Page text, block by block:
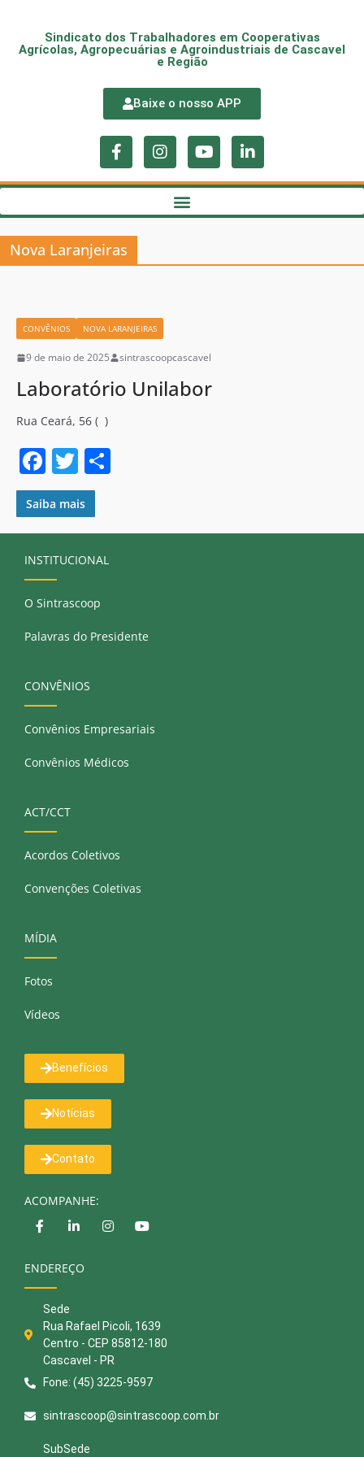
Sindicato dos Trabalhadores em Cooperativas
Agrícolas, Agropecuárias e Agroindustriais de Cascavel
e Região
Baixe o nosso APP
Nova Laranjeiras
CONVÊNIOS NOVA LARANJEIRAS
9 de maio de 2025 sintrascoopcascavel
Laboratório Unilabor
Rua Ceará, 56 ( )
F
a
c
e
b
o
o
k
T
w
itt
er e
Saiba mais
INSTITUCIONAL
O Sintrascoop
Palavras do Presidente
CONVÊNIOS
Convênios Empresariais
Convênios Médicos
ACT/CCT
Acordos Coletivos
Convenções Coletivas
MÍDIA
Fotos
Vídeos
Benefícios
Notícias
Contato
ACOMPANHE:
ENDEREÇO
Sede
Rua Rafael Picoli, 1639
Centro - CEP 85812-180
Cascavel - PR
Fone: (45) 3225-9597
sintrascoop@sintrascoop.com.br
SubSede